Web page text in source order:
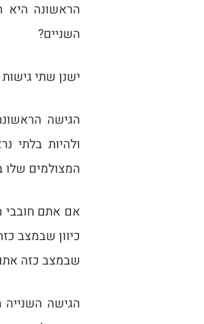
הראשונה היא
השניים?
ישנן שתי
הגישה
ולהיות בלתי
המצולמים שלו
אם אתם חובבי
כיוון שבמצב
שבמצב כזה
הגישה השנייה